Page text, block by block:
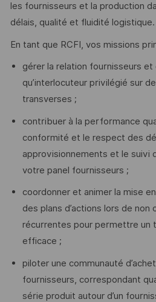
les fournisseurs et la production
délais, qualité et fluidité logistique.
En tant que RCFI, vos missions
gérer la relation fournisseurs
qu’interlocuteur privilégié sur
transverses ;
contribuer à la performance
conformité et le respect des
approvisionnements et le suivi
votre panel fournisseurs ;
coordonner et animer la mise
des plans d’actions lors de
récurrentes pour permettre un
efficace ;
piloter une communauté
fournisseurs, correspondant
série produit autour d’un